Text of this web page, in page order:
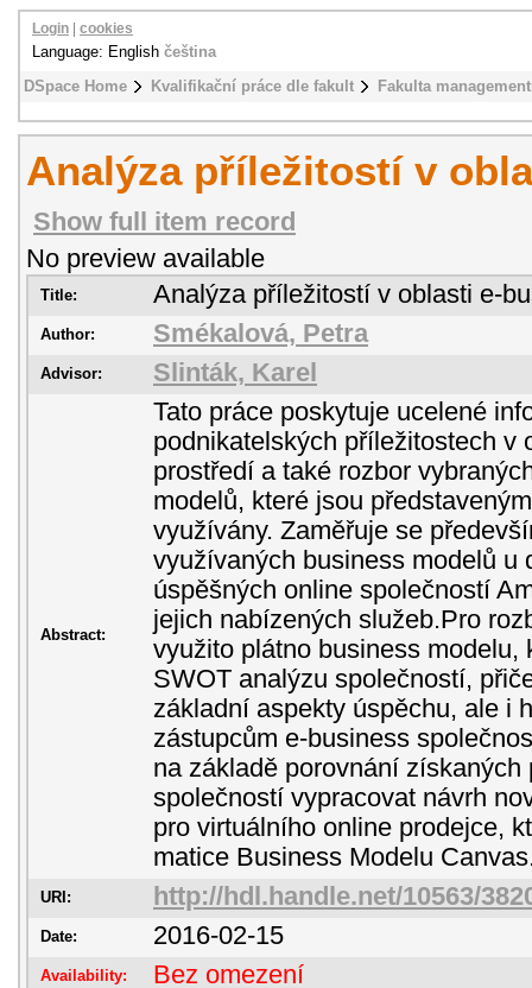
DSpace Home Kvalifikační práce dle fakult Fakulta
Login cookies
Language: English čeština
Analýza příležitostí v
Show full item record
No preview available
Title: Analýza příležitostí v oblasti e-
Author: Smékalová, Petra
Advisor: Slinták, Karel
Abstract:
Tato práce poskytuje ucelené
podnikatelských příležitostech v
prostředí a také rozbor
modelů, které jsou
využívány. Zaměřuje se
využívaných business modelů u
úspěšných online společností
jejich nabízených služeb.Pro
využito plátno business modelu,
SWOT analýzu společností,
základní aspekty úspěchu, ale i
zástupcům e-business
na základě porovnání získaných
společností vypracovat návrh
pro virtuálního online prodejce,
matice Business Modelu
URI: http://hdl.handle.net/10563/
Date: 2016-02-15
Availability: Bez omezení